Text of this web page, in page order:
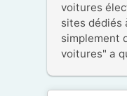
voitures
sites dédiés
simplement
voitures" a